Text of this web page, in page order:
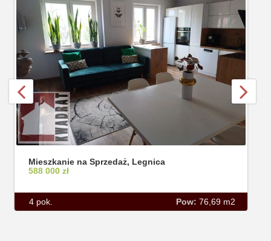
Mieszkanie na Sprzedaż, Legnica
588 000 zł
4 pok. Pow: 76,69 m2